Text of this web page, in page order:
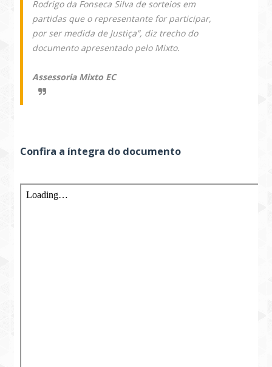
Rodrigo da Fonseca Silva de sorteios em
partidas que o representante for participar,
por ser medida de Justiça”, diz trecho do
documento apresentado pelo Mixto.
Assessoria Mixto EC
Confira a íntegra do documento